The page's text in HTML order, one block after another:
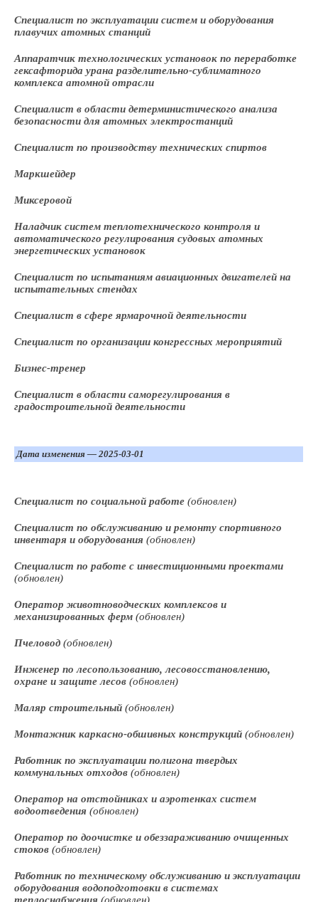
Специалист по эксплуатации систем и оборудования
плавучих атомных станций
Аппаратчик технологических установок по переработке
гексафторида урана разделительно-сублиматного
комплекса атомной отрасли
Специалист в области детерминистического анализа
безопасности для атомных электростанций
Специалист по производству технических спиртов
Маркшейдер
Миксеровой
Наладчик систем теплотехнического контроля и
автоматического регулирования судовых атомных
энергетических установок
Специалист по испытаниям авиационных двигателей на
испытательных стендах
Специалист в сфере ярмарочной деятельности
Специалист по организации конгрессных мероприятий
Бизнес-тренер
Специалист в области саморегулирования в
градостроительной деятельности
Дата изменения — 2025-03-01
Специалист по социальной работе (обновлен)
Специалист по обслуживанию и ремонту спортивного
инвентаря и оборудования (обновлен)
Специалист по работе с инвестиционными проектами
(обновлен)
Оператор животноводческих комплексов и
механизированных ферм (обновлен)
Пчеловод (обновлен)
Инженер по лесопользованию, лесовосстановлению,
охране и защите лесов (обновлен)
Маляр строительный (обновлен)
Монтажник каркасно-обшивных конструкций (обновлен)
Работник по эксплуатации полигона твердых
коммунальных отходов (обновлен)
Оператор на отстойниках и аэротенках систем
водоотведения (обновлен)
Оператор по доочистке и обеззараживанию очищенных
стоков (обновлен)
Работник по техническому обслуживанию и эксплуатации
оборудования водоподготовки в системах